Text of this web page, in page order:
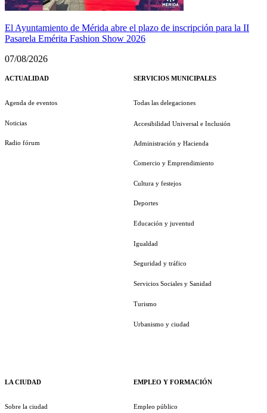
El Ayuntamiento de Mérida abre el plazo de inscripción para la II
Pasarela Emérita Fashion Show 2026
07/08/2026
ACTUALIDAD
Agenda de eventos
Noticias
Radio fórum
LA CIUDAD
Sobre la ciudad
SERVICIOS MUNICIPALES
Todas las delegaciones
Accesibilidad Universal e Inclusión
Administración y Hacienda
Comercio y Emprendimiento
Cultura y festejos
Deportes
Educación y juventud
Igualdad
Seguridad y tráfico
Servicios Sociales y Sanidad
Turismo
Urbanismo y ciudad
EMPLEO Y FORMACIÓN
Empleo público